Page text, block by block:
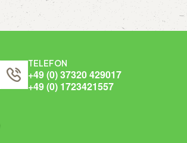
TELEFON
+49 (0) 37320 429017
+49 (0) 1723421557